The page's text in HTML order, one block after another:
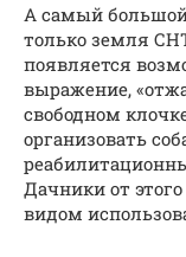
А самый большой
только земля
появляется
выражение,
свободном
организовать
Дачники от
видом